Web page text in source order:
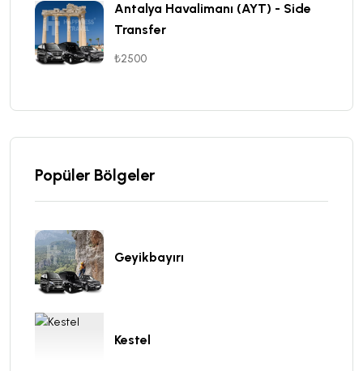
Antalya Havalimanı (AYT) - Side
Transfer
₺2500
Popüler Bölgeler
Geyikbayırı
Kestel